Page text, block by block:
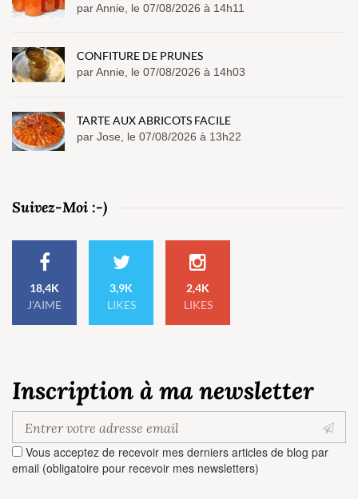
par Annie, le 07/08/2026 à 14h11
CONFITURE DE PRUNES
par Annie, le 07/08/2026 à 14h03
TARTE AUX ABRICOTS FACILE
par Jose, le 07/08/2026 à 13h22
Suivez-Moi :-)
18,4K
J'AIME
3,9K
LIKES
2,4K
LIKES
Inscription à ma newsletter
Vous acceptez de recevoir mes derniers articles de blog par
email (obligatoire pour recevoir mes newsletters)